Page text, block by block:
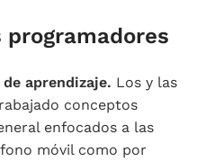
programadores
aprendizaje. Los y las
conceptos
enfocados a las
móvil como por